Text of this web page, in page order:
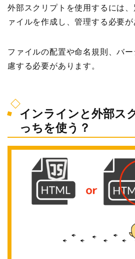
外部スクリプトを使用するには
ァイルを作成し、管理する必要が
ファイルの配置や命名規則、バ
慮する必要があります。
インラインと外部ス
っちを使う？